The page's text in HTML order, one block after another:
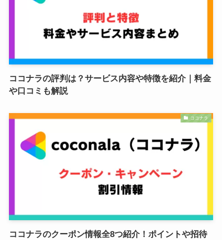
ココナラの評判は？サービス内容や特徴を紹介｜料金
や口コミも解説
ココナラ
ココナラのクーポン情報全8つ紹介！ポイントや招待